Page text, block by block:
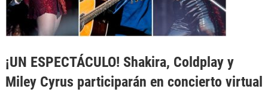
¡UN ESPECTÁCULO! Shakira, Coldplay y
Miley Cyrus participarán en concierto virtual